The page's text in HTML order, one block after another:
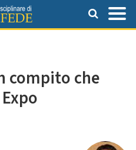
compito che